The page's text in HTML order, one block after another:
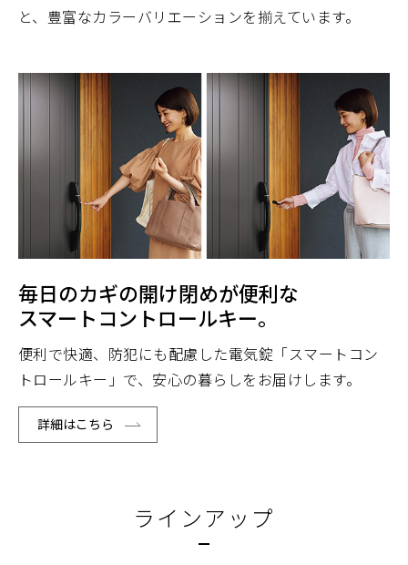
と、豊富なカラーバリエーションを揃えています。
毎日のカギの開け閉めが便利な
スマートコントロールキー。
便利で快適、防犯にも配慮した電気錠「スマートコン
トロールキー」で、安心の暮らしをお届けします。
詳細はこちら
ラインアップ